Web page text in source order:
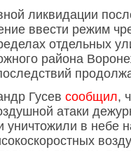
ликвидации
ввести режим
отдельных
района
Гусев сообщил,
атаки
уничтожили в небе